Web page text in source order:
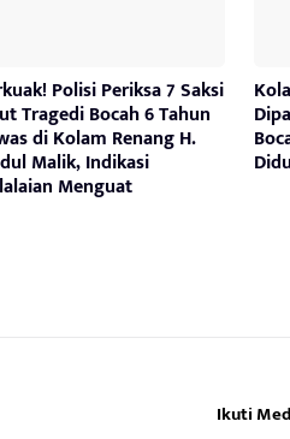
Polisi Periksa 7 Saksi
Tragedi Bocah 6 Tahun
di Kolam Renang H.
Malik, Indikasi
Menguat
Ikuti